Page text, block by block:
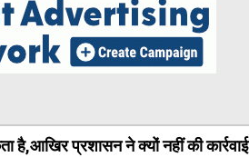
है,आखिर प्रशासन ने क्यों नहीं की कार्रवाई